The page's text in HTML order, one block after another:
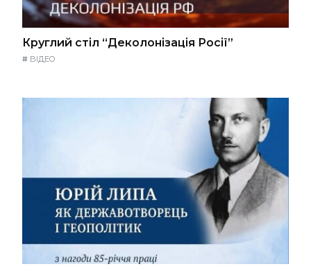
Круглий стіл “Деколонізація Росії”
# ВІДЕО